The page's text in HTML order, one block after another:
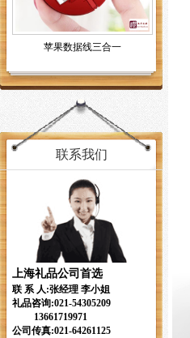
苹果数据线三合一
联系我们
上海礼品公司首选
联 系 人:张经理 李小姐
礼品咨询:021-54305209
13661719971
公司传真:021-64261125